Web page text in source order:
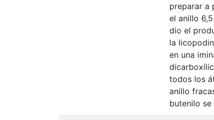
preparar a
el anillo
dio el
la
en una
todos los
anillo
butenilo